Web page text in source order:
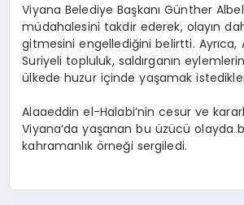
Viyana Belediye Başkanı Günther
müdahalesini takdir ederek, olayın
gitmesini engellediğini belirtti. Ayrıca,
Suriyeli topluluk, saldırganın
ülkede huzur içinde yaşamak
Alaaeddin el-Halabi’nin cesur ve
Viyana’da yaşanan bu üzücü olayda
kahramanlık örneği sergiledi.